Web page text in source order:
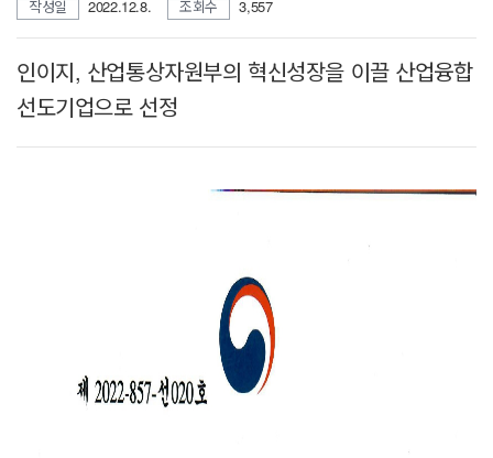
작성일 2022.12.8. 조회수 3,557
인이지, 산업통상자원부의 혁신성장을 이끌 산업융합
선도기업으로 선정